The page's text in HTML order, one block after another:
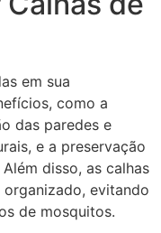
em sua
como a
das paredes e
e a preservação
disso, as calhas
evitando
de mosquitos.